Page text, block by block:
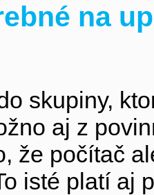
na
skupiny,
aj z
že počítač
isté platí aj